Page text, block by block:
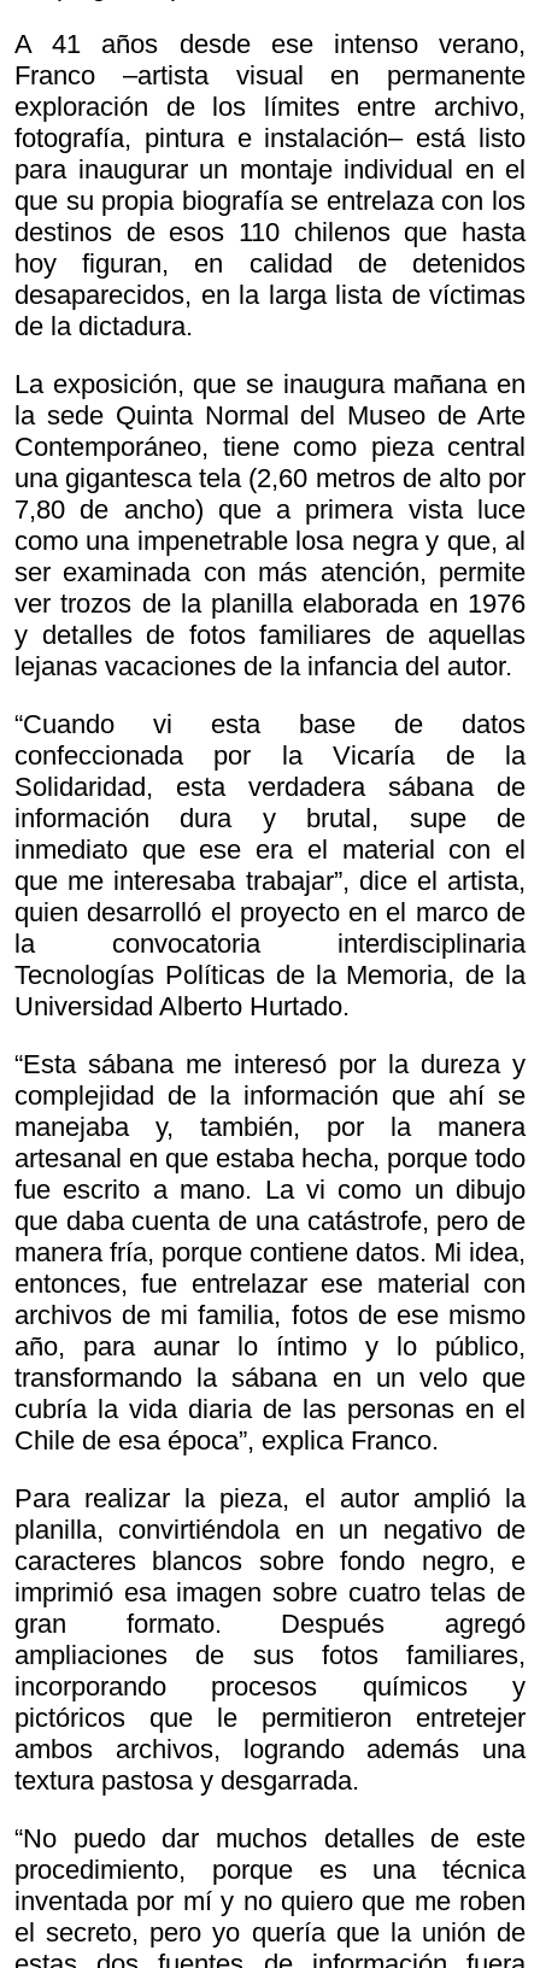
A 41 años desde ese intenso verano,
Franco –artista visual en permanente
exploración de los límites entre archivo,
fotografía, pintura e instalación– está listo
para inaugurar un montaje individual en el
que su propia biografía se entrelaza con los
destinos de esos 110 chilenos que hasta
hoy figuran, en calidad de detenidos
desaparecidos, en la larga lista de víctimas
de la dictadura.
La exposición, que se inaugura mañana en
la sede Quinta Normal del Museo de Arte
Contemporáneo, tiene como pieza central
una gigantesca tela (2,60 metros de alto por
7,80 de ancho) que a primera vista luce
como una impenetrable losa negra y que, al
ser examinada con más atención, permite
ver trozos de la planilla elaborada en 1976
y detalles de fotos familiares de aquellas
lejanas vacaciones de la infancia del autor.
“Cuando vi esta base de datos
confeccionada por la Vicaría de la
Solidaridad, esta verdadera sábana de
información dura y brutal, supe de
inmediato que ese era el material con el
que me interesaba trabajar”, dice el artista,
quien desarrolló el proyecto en el marco de
la convocatoria interdisciplinaria
Tecnologías Políticas de la Memoria, de la
Universidad Alberto Hurtado.
“Esta sábana me interesó por la dureza y
complejidad de la información que ahí se
manejaba y, también, por la manera
artesanal en que estaba hecha, porque todo
fue escrito a mano. La vi como un dibujo
que daba cuenta de una catástrofe, pero de
manera fría, porque contiene datos. Mi idea,
entonces, fue entrelazar ese material con
archivos de mi familia, fotos de ese mismo
año, para aunar lo íntimo y lo público,
transformando la sábana en un velo que
cubría la vida diaria de las personas en el
Chile de esa época”, explica Franco.
Para realizar la pieza, el autor amplió la
planilla, convirtiéndola en un negativo de
caracteres blancos sobre fondo negro, e
imprimió esa imagen sobre cuatro telas de
gran formato. Después agregó
ampliaciones de sus fotos familiares,
incorporando procesos químicos y
pictóricos que le permitieron entretejer
ambos archivos, logrando además una
textura pastosa y desgarrada.
“No puedo dar muchos detalles de este
procedimiento, porque es una técnica
inventada por mí y no quiero que me roben
el secreto, pero yo quería que la unión de